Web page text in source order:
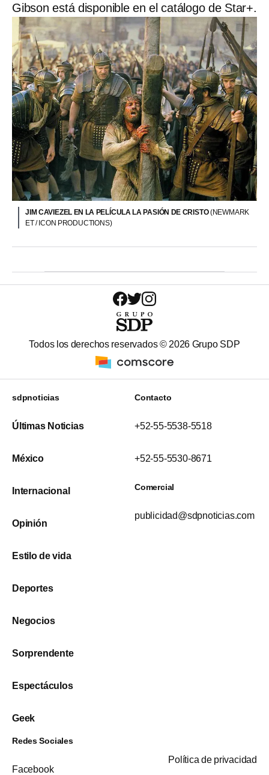
Gibson está disponible en el catálogo de Star+.
JIM CAVIEZEL EN LA PELÍCULA LA PASIÓN DE CRISTO(NEWMARK
ET / ICON PRODUCTIONS)
Todos los derechos reservados © 2026 Grupo SDP
sdpnoticias
Últimas Noticias
México
Internacional
Opinión
Estilo de vida
Deportes
Negocios
Sorprendente
Espectáculos
Geek
Contacto
+52-55-5538-5518
+52-55-5530-8671
Comercial
publicidad@sdpnoticias.com
Redes Sociales
Facebook
Política de privacidad